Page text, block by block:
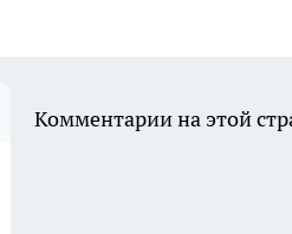
Комментарии на этой